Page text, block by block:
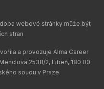
webové stránky může být
stran
a provozuje Alma Career
2538/2, Libeň, 180 00
soudu v Praze.